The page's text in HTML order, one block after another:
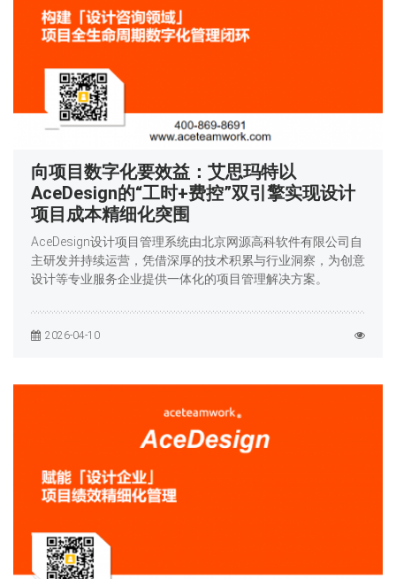
向项目数字化要效益：艾思玛特以
AceDesign的“工时+费控”双引擎实现设计
项目成本精细化突围
AceDesign设计项目管理系统由北京网源高科软件有限公司自
主研发并持续运营，凭借深厚的技术积累与行业洞察，为创意
设计等专业服务企业提供一体化的项目管理解决方案。
2026-04-10